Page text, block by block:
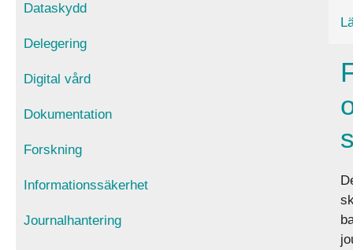
Dataskydd
Delegering
Digital vård
Dokumentation
Forskning
Informationssäkerhet
Journalhantering